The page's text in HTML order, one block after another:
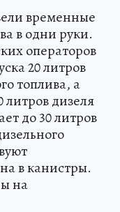
временные
в одни руки.
операторов
20 литров
топлива, а
литров дизеля
до 30 литров
в канистры.
на